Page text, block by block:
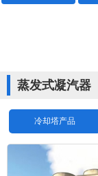
蒸发式凝汽器
冷却塔产品